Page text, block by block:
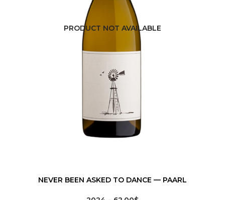
PRODUCT NOT AVAILABLE
NEVER BEEN ASKED TO DANCE — PAARL